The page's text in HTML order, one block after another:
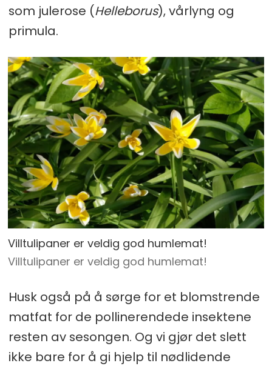
som julerose (Helleborus), vårlyng og
primula.
Villtulipaner er veldig god humlemat!
Villtulipaner er veldig god humlemat!
Husk også på å sørge for et blomstrende
matfat for de pollinerendede insektene
resten av sesongen. Og vi gjør det slett
ikke bare for å gi hjelp til nødlidende